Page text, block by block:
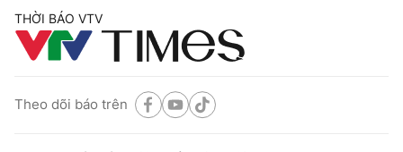
THỜI BÁO VTV
Theo dõi báo trên